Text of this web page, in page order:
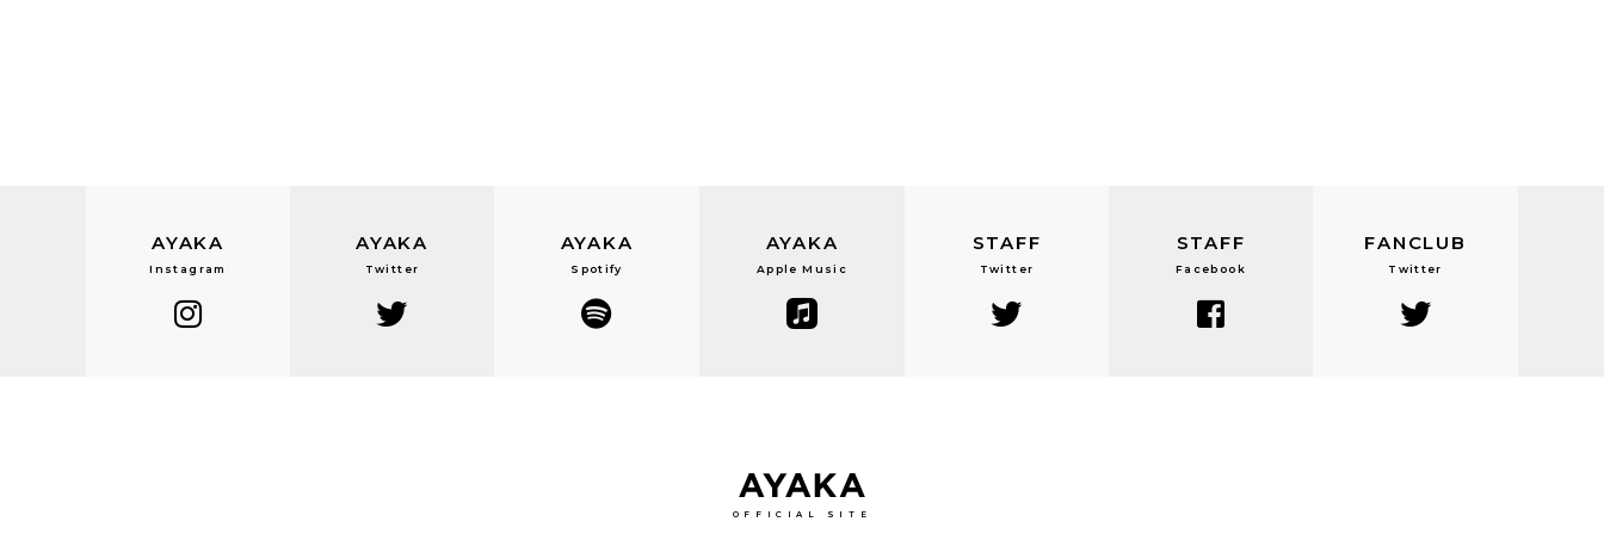
AYAKA
Instagram
AYAKA
Twitter
AYAKA
Spotify
AYAKA
Apple Music
STAFF
Twitter
STAFF
Facebook
FANCLUB
Twitter